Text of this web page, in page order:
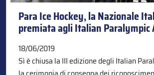
Para Ice Hockey, la Nazionale
premiata agli Italian Paralympic
18/06/2019
Sì è chiusa la III edizione degli Italian